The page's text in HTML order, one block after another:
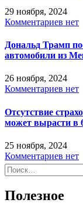
29 ноября, 2024
Комментариев нет
Дональд Трамп
автомобили из
26 ноября, 2024
Комментариев нет
Отсутствие
может вырасти в
25 ноября, 2024
Комментариев нет
Найти:
Полезное